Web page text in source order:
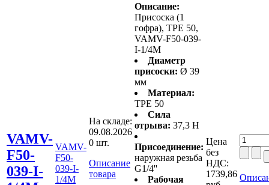
VAMV-
F50-
039-I-
VAMV-
F50-
039-I-
1/4M
На складе:
09.08.2026
0 шт.
Описание
товара
Описание:
Присоска (1
гофра), TPE 50,
VAMV-F50-039-
I-1/4M
Диаметр
присоски: Ø 39
мм
Материал:
TPE 50
Сила
отрыва: 37,3 Н
Присоединение:
наружная резьба
G1/4''
Рабочая
Цена
без
НДС:
1739,86